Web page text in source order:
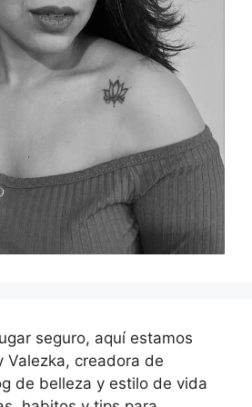
seguro, aquí estamos
Valezka, creadora de
de belleza y estilo de vida